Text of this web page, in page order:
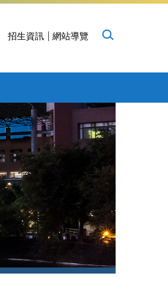
招生資訊 網站導覽